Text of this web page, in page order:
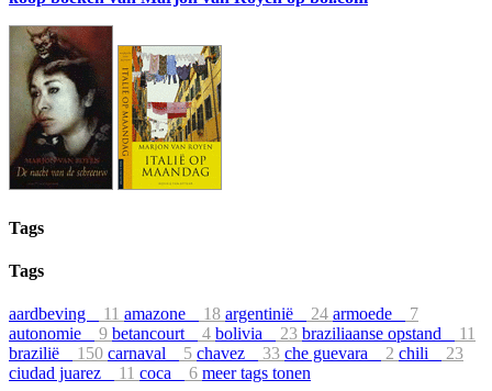
Tags
Tags
aardbeving 11 amazone 18 argentinië 24 armoede
7
autonomie
9 betancourt 4 bolivia 23 braziliaanse opstand
11
brazilië
150 carnaval 5 chavez 33 che guevara 2 chili
23
ciudad juarez
11 coca 6 meer tags tonen